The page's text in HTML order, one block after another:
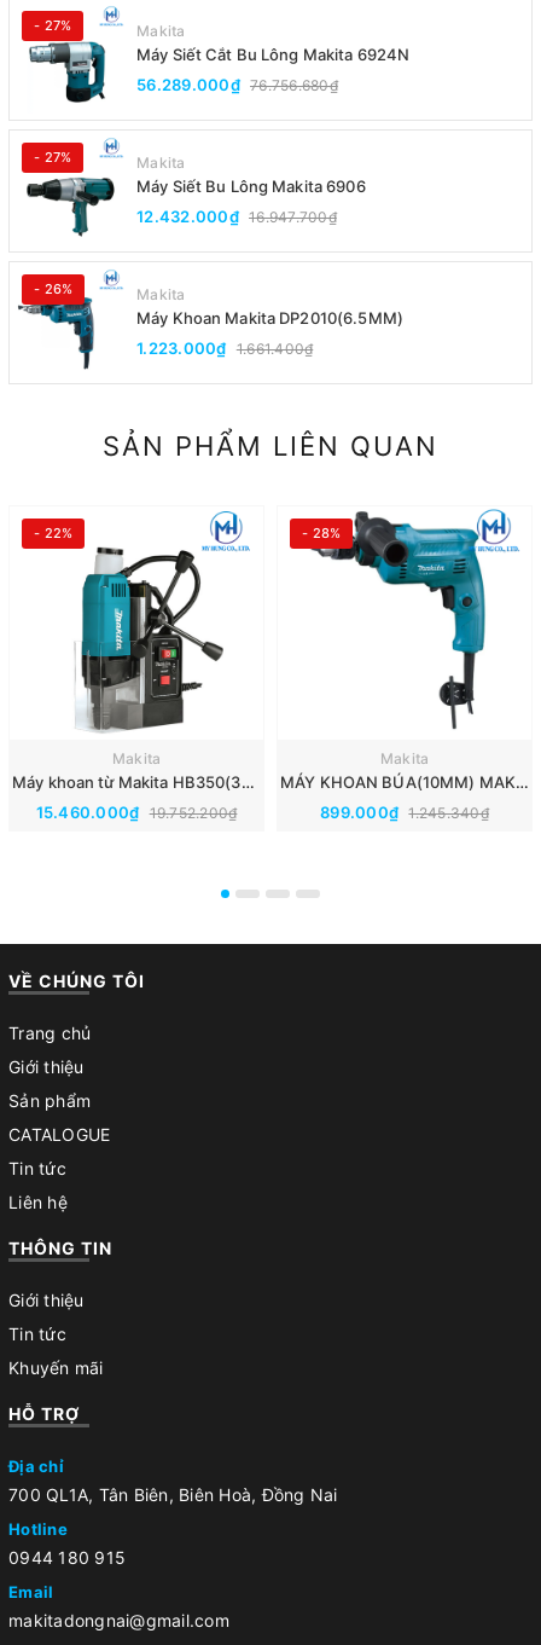
- 27% Makita
Máy Siết Cắt Bu Lông Makita 6924N
56.289.000₫ 76.756.680₫
- 27% Makita
Máy Siết Bu Lông Makita 6906
12.432.000₫ 16.947.700₫
- 26% Makita
Máy Khoan Makita DP2010(6.5MM)
1.223.000₫ 1.661.400₫
SẢN PHẨM LIÊN QUAN
- 22%
Makita
Máy khoan từ Makita HB350(35MM)
15.460.000₫ 19.752.200₫
- 28%
Makita
MÁY KHOAN BÚA(10MM) MAKITA M0800B
899.000₫ 1.245.340₫
VỀ CHÚNG TÔI
Trang chủ
Giới thiệu
Sản phẩm
CATALOGUE
Tin tức
Liên hệ
THÔNG TIN
Giới thiệu
Tin tức
Khuyến mãi
HỖ TRỢ
Địa chỉ
700 QL1A, Tân Biên, Biên Hoà, Đồng Nai
Hotline
0944 180 915
Email
makitadongnai@gmail.com